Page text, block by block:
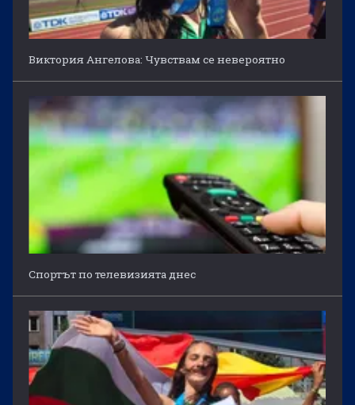
Виктория Ангелова: Чувствам се невероятно
Спортът по телевизията днес